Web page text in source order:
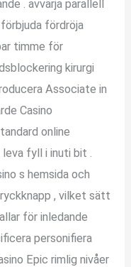
. avvärja parallell
fördröja
timme för
kirurgi
Associate in
Casino
online
fyll i inuti bit .
s hemsida och
, vilket sätt
för inledande
personifiera
Epic rimlig nivåer